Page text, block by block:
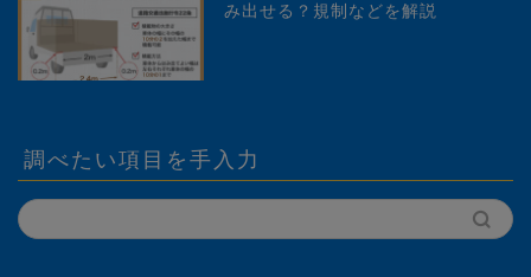
み出せる？規制などを解説
調べたい項目を手入力